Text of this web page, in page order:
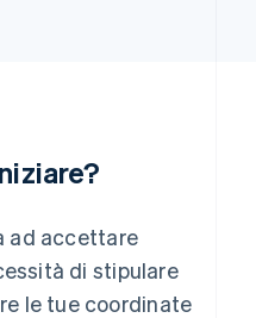
ad accettare
di stipulare
le tue coordinate